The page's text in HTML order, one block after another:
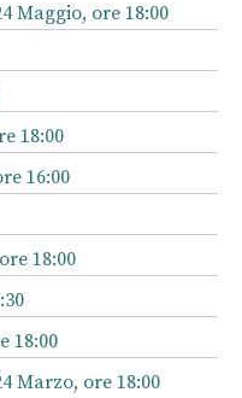
Maggio, ore 18:00
18:00
16:00
18:00
18:00
Marzo, ore 18:00